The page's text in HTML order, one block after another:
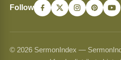
Follow
© 2026 SermonIndex —